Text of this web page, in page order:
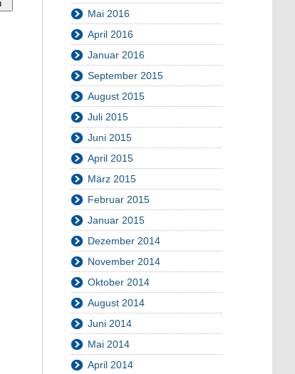
Mai 2016
April 2016
Januar 2016
September 2015
August 2015
Juli 2015
Juni 2015
April 2015
März 2015
Februar 2015
Januar 2015
Dezember 2014
November 2014
Oktober 2014
August 2014
Juni 2014
Mai 2014
April 2014